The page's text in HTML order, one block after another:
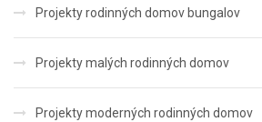
Projekty rodinných domov bungalov
Projekty malých rodinných domov
Projekty moderných rodinných domov